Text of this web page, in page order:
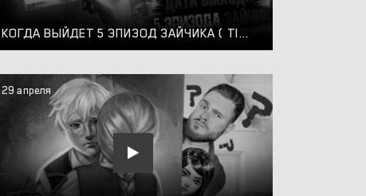
КОГДА ВЫЙДЕТ 5 ЭПИЗОД ЗАЙЧИКА ( TINY BUNNY )
29 апреля